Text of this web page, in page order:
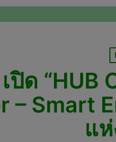
ปิด “HUB
– Smart
แ